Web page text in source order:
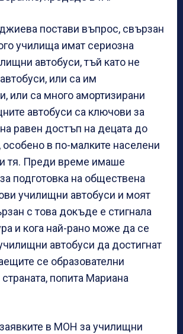
постави въпрос, свързан
училища имат сериозна
автобуси, тъй като не
или са им
или са много амортизирани
автобуси са ключови за
равен достъп на децата до
особено в по-малките населени
тя. Преди време имаше
подготовка на обществена
училищни автобуси и моят
с това докъде е стигнала
и кога най-рано може да се
автобуси да достигнат
се образователни
попита Мариана
в МОН за училищни